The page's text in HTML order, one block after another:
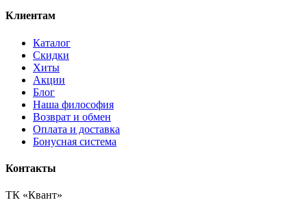
Клиентам
Каталог
Скидки
Хиты
Акции
Блог
Наша философия
Возврат и обмен
Оплата и доставка
Бонусная система
Контакты
ТК «Квант»